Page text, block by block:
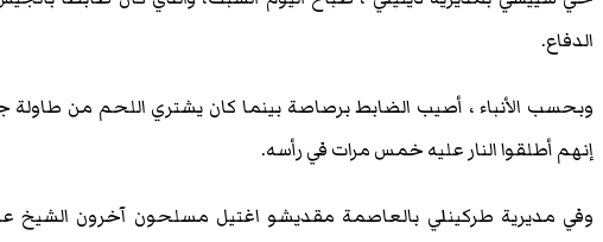
الدفاع.
وبحسب الأنباء ، أصيب الضابط برصاصة بينما كان يشتري اللحم من
إنهم أطلقوا النار عليه خمس مرات في رأسه.
وفي مديرية طركينلي بالعاصمة مقديشو اغتيل مسلحون آخرون